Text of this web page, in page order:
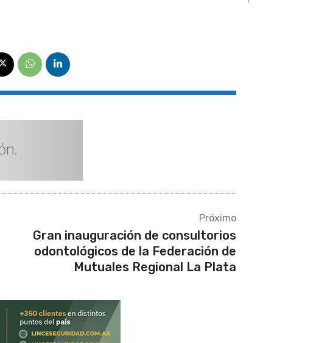
Próximo
Gran inauguración de consultorios
odontológicos de la Federación de
Mutuales Regional La Plata